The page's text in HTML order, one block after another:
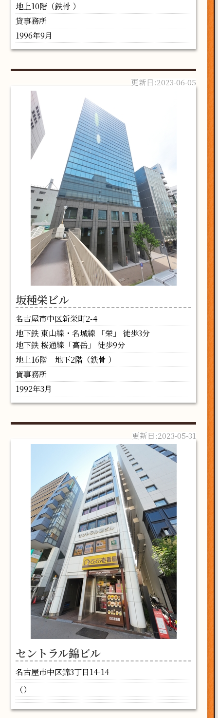
地上10階（鉄骨 ）
貸事務所
1996年9月
坂種栄ビル
2023-06-05
名古屋市中区新栄町2-4
地下鉄 東山線・名城線 「栄」 徒歩3分
地下鉄 桜通線「高岳」 徒歩9分
地上16階 地下2階（鉄骨 ）
貸事務所
1992年3月
セントラル錦ビル
2023-05-31
名古屋市中区錦3丁目14-14
（）